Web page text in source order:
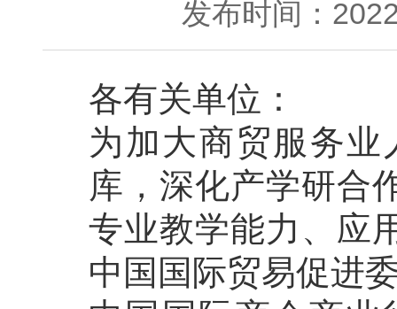
发布时间：
各有关单位：
为加大商贸服务
库，深化产学研合
专业教学能力、应
中国国际贸易促进